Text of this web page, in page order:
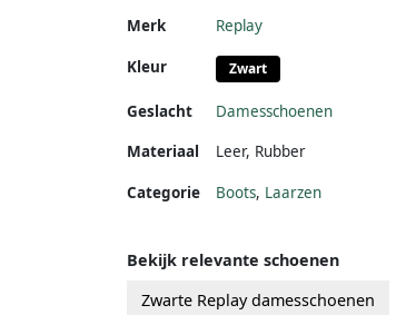
Merk Replay
Kleur Zwart
Geslacht
Damesschoenen
Materiaal
Leer, Rubber
Categorie Boots, Laarzen
Bekijk relevante schoenen
Zwarte Replay damesschoenen